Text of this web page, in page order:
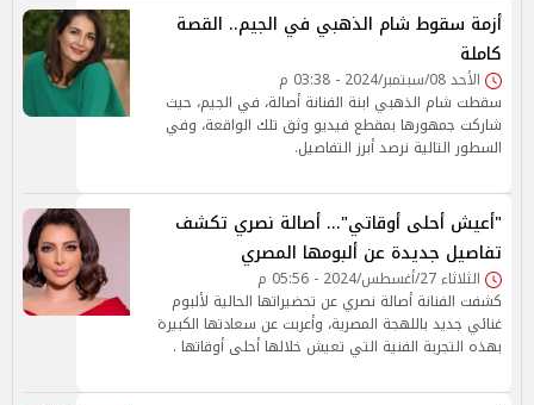
أزمة سقوط شام الذهبي في الجيم.. القصة
كاملة
الأحد 08/سبتمبر/2024 - 03:38 م
سقطت شام الذهبي ابنة الفنانة أصالة، في الجيم، حيث
شاركت جمهورها بمقطع فيديو وثق تلك الواقعة، وفي
السطور التالية نرصد أبرز التفاصيل.
"أعيش أحلى أوقاتي"... أصالة نصري تكشف
تفاصيل جديدة عن ألبومها المصري
الثلاثاء 27/أغسطس/2024 - 05:56 م
كشفت الفنانة أصالة نصري عن تحضيراتها الحالية لألبوم
غنائي جديد باللهجة المصرية، وأعربت عن سعادتها الكبيرة
بهذه التجربة الفنية التي تعيش خلالها أحلى أوقاتها .